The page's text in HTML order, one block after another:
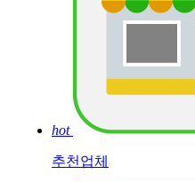
hot
추천업체